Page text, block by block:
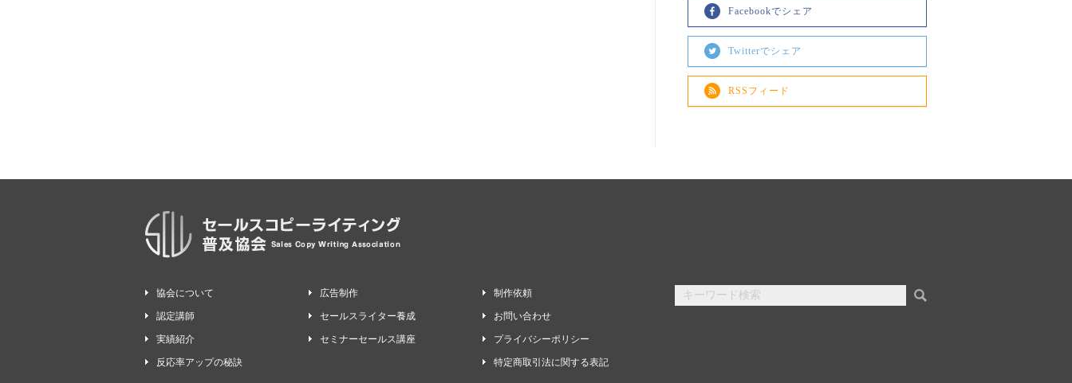
Facebookでシェア
Twitterでシェア
RSSフィード
協会について
認定講師
実績紹介
反応率アップの秘訣
広告制作
セールスライター養成
セミナーセールス講座
制作依頼
お問い合わせ
プライバシーポリシー
特定商取引法に関する表記